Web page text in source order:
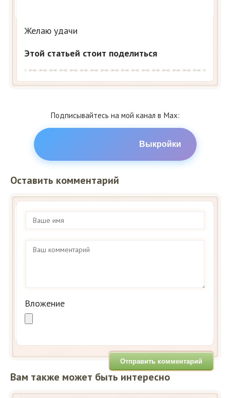
Желаю удачи
Этой статьей стоит поделиться
Подписывайтесь на мой канал в Max:
Выкройки
Оставить комментарий
Вложение
Вам также может быть интересно